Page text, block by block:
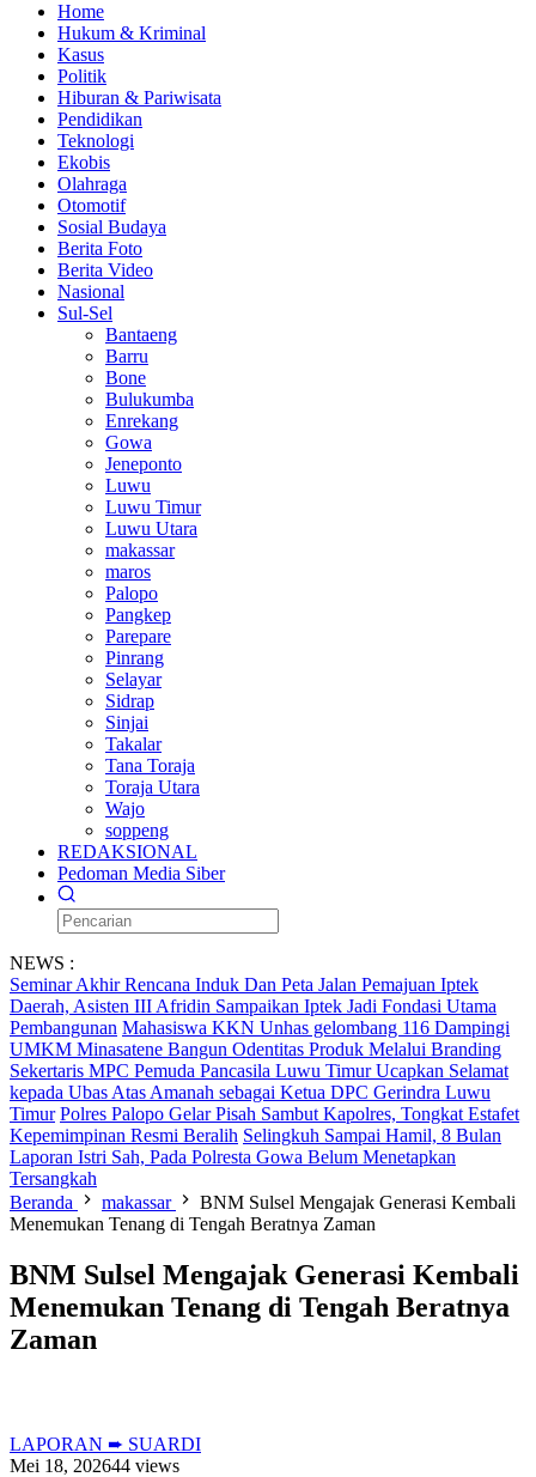
Home
Hukum & Kriminal
Kasus
Politik
Hiburan & Pariwisata
Pendidikan
Teknologi
Ekobis
Olahraga
Otomotif
Sosial Budaya
Berita Foto
Berita Video
Nasional
Sul-Sel
Bantaeng
Barru
Bone
Bulukumba
Enrekang
Gowa
Jeneponto
Luwu
Luwu Timur
Luwu Utara
makassar
maros
Palopo
Pangkep
Parepare
Pinrang
Selayar
Sidrap
Sinjai
Takalar
Tana Toraja
Toraja Utara
Wajo
soppeng
REDAKSIONAL
Pedoman Media Siber
NEWS :
Seminar Akhir Rencana Induk Dan Peta Jalan Pemajuan Iptek
Daerah, Asisten III Afridin Sampaikan Iptek Jadi Fondasi Utama
Pembangunan Mahasiswa KKN Unhas gelombang 116 Dampingi
UMKM Minasatene Bangun Odentitas Produk Melalui Branding
Sekertaris MPC Pemuda Pancasila Luwu Timur Ucapkan Selamat
kepada Ubas Atas Amanah sebagai Ketua DPC Gerindra Luwu
Timur Polres Palopo Gelar Pisah Sambut Kapolres, Tongkat Estafet
Kepemimpinan Resmi Beralih Selingkuh Sampai Hamil, 8 Bulan
Laporan Istri Sah, Pada Polresta Gowa Belum Menetapkan
Tersangkah
Beranda
makassar
BNM Sulsel Mengajak Generasi Kembali
Menemukan Tenang di Tengah Beratnya Zaman
BNM Sulsel Mengajak Generasi Kembali
Menemukan Tenang di Tengah Beratnya
Zaman
LAPORAN ➨ SUARDI
Mei 18, 202644 views